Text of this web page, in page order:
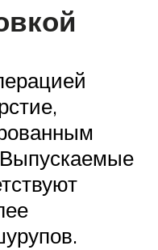
Выпускаемые